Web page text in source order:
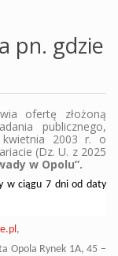
pn. gdzie
ofertę złożoną
publicznego,
2003 r. o
(Dz. U. z 2025
w Opolu”.
w ciągu 7 dni od daty
,
Opola Rynek 1A, 45 –